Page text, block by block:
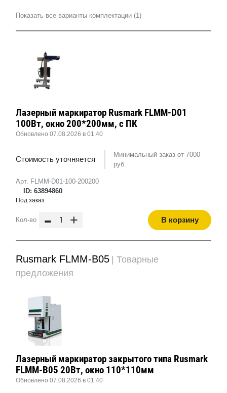
Показать все варианты комплектации (1)
Арт. FLMM-D01-100-200200
ID: 63894860
Лазерный маркиратор Rusmark FLMM-D01
100Вт, окно 200*200мм, с ПК
Обновлено 07.08.2026 в 01:40
Стоимость уточняется
Минимальный заказ от 7000
руб.
Под заказ
Кол-во - + В корзину
Rusmark FLMM-B05 | Товарные
предложения
Лазерный маркиратор закрытого типа Rusmark
FLMM-B05 20Вт, окно 110*110мм
Обновлено 07.08.2026 в 01:40